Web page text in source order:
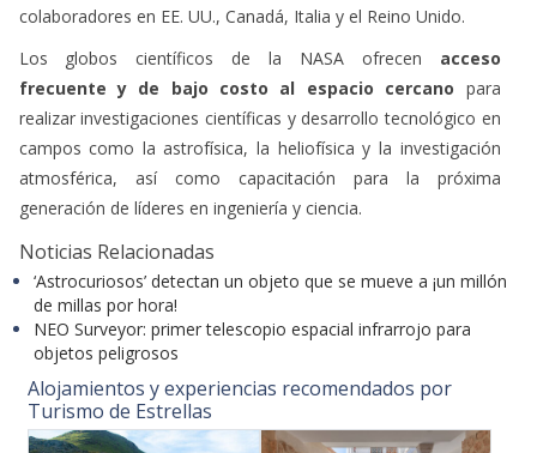
colaboradores en EE. UU., Canadá, Italia y el Reino Unido.
Los globos científicos de la NASA ofrecen acceso
frecuente y de bajo costo al espacio cercano para
realizar investigaciones científicas y desarrollo tecnológico en
campos como la astrofísica, la heliofísica y la investigación
atmosférica, así como capacitación para la próxima
generación de líderes en ingeniería y ciencia.
Noticias Relacionadas
‘Astrocuriosos’ detectan un objeto que se mueve a ¡un millón
de millas por hora!
NEO Surveyor: primer telescopio espacial infrarrojo para
objetos peligrosos
Alojamientos y experiencias recomendados por
Turismo de Estrellas